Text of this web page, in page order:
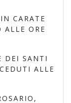
CARATE
ALLE ORE
DEI SANTI
ALLE